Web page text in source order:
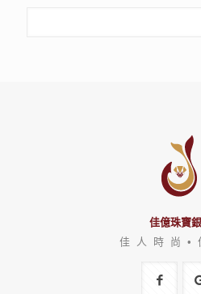
佳億珠寶
佳 人 時 尚 •